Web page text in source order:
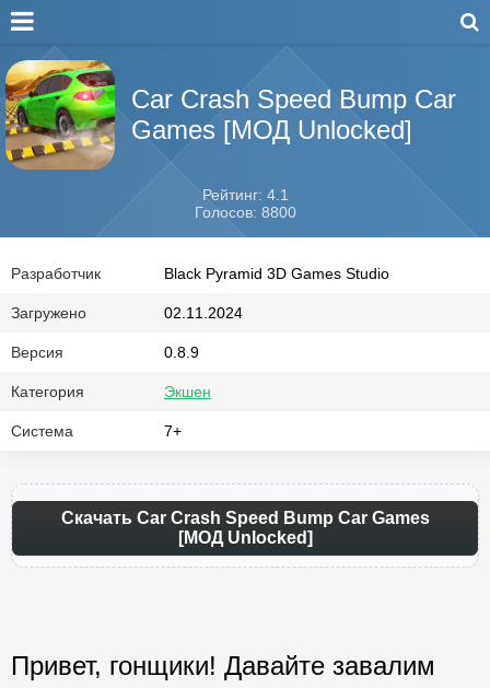
Car Crash Speed Bump Car
Games [МОД Unlocked]
Рейтинг: 4.1
Голосов: 8800
Разработчик Black Pyramid 3D Games Studio
Загружено 02.11.2024
Версия 0.8.9
Категория Экшен
Система 7+
Скачать Car Crash Speed Bump Car Games
[МОД Unlocked]
Привет, гонщики! Давайте завалим